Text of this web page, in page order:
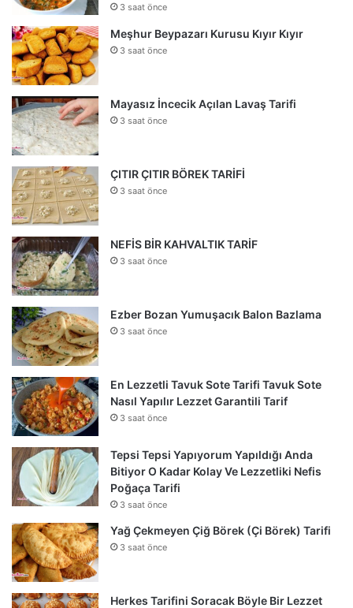
3 saat önce
Meşhur Beypazarı Kurusu Kıyır Kıyır
3 saat önce
Mayasız İncecik Açılan Lavaş Tarifi
3 saat önce
ÇITIR ÇITIR BÖREK TARİFİ
3 saat önce
NEFİS BİR KAHVALTIK TARİF
3 saat önce
Ezber Bozan Yumuşacık Balon Bazlama
3 saat önce
En Lezzetli Tavuk Sote Tarifi Tavuk Sote
Nasıl Yapılır Lezzet Garantili Tarif
3 saat önce
Tepsi Tepsi Yapıyorum Yapıldığı Anda
Bitiyor O Kadar Kolay Ve Lezzetliki Nefis
Poğaça Tarifi
3 saat önce
Yağ Çekmeyen Çiğ Börek (Çi Börek) Tarifi
3 saat önce
Herkes Tarifini Soracak Böyle Bir Lezzet